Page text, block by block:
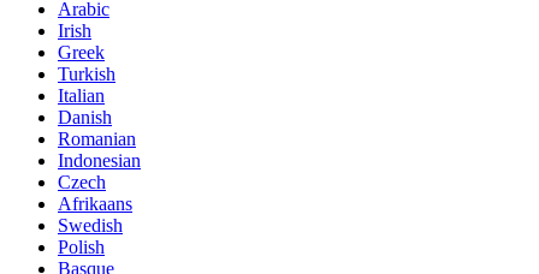
Arabic
Irish
Greek
Turkish
Italian
Danish
Romanian
Indonesian
Czech
Afrikaans
Swedish
Polish
Basque